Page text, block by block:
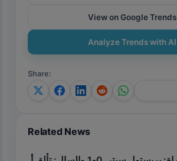
View on Google Trends
Analyze Trends with AI
Share:
Related News